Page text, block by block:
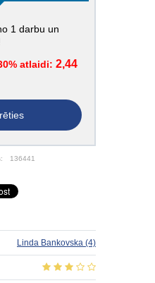
1 darbu un
atlaidi: 2,44
136441
Linda Bankovska (4)